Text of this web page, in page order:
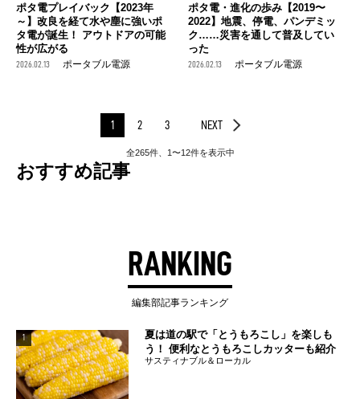
ポタ電プレイバック【2023年
～】改良を経て水や塵に強いポ
タ電が誕生！ アウトドアの可能
性が広がる
2026.02.13 ポータブル電源
ポタ電・進化の歩み【2019〜
2022】地震、停電、パンデミッ
ク……災害を通して普及してい
った
2026.02.13 ポータブル電源
1 2 3 NEXT
全265件、1〜12件を表示中
おすすめ記事
RANKING
編集部記事ランキング
1
夏は道の駅で「とうもろこし」を楽しも
う！ 便利なとうもろこしカッターも紹介
サスティナブル＆ローカル